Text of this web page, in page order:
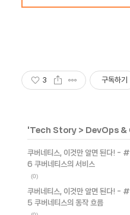
3 구독하기
'Tech Story > DevOps
쿠버네티스, 이것만 알면 된다! - #
6 쿠버네티스의 서비스
(0)
쿠버네티스, 이것만 알면 된다! - #
5 쿠버네티스의 동작 흐름